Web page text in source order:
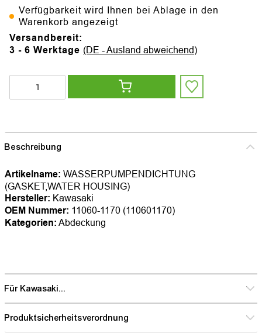
Verfügbarkeit wird Ihnen bei Ablage in den
Warenkorb angezeigt
Versandbereit:
3 - 6 Werktage (DE - Ausland abweichend)
Beschreibung
Artikelname: WASSERPUMPENDICHTUNG
(GASKET,WATER HOUSING)
Hersteller: Kawasaki
OEM Nummer: 11060-1170 (110601170)
Kategorien: Abdeckung
Für Kawasaki...
Produktsicherheitsverordnung